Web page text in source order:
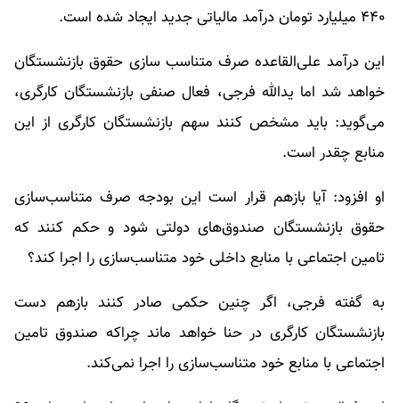
۴۴۰ میلیارد تومان درآمد مالیاتی جدید ایجاد شده است.
این درآمد علی‌القاعده صرف متناسب سازی حقوق بازنشستگان
خواهد شد اما یدالله فرجی، فعال صنفی بازنشستگان کارگری،
می‌گوید: باید مشخص کنند سهم بازنشستگان کارگری از این
منابع چقدر است.
او افزود: آیا بازهم قرار است این بودجه صرف متناسب‌سازی
حقوق بازنشستگان صندوق‌های دولتی شود و حکم کنند که
تامین اجتماعی با منابع داخلی خود متناسب‌سازی را اجرا کند؟
به گفته فرجی، اگر چنین حکمی صادر کنند بازهم دست
بازنشستگان کارگری در حنا خواهد ماند چراکه صندوق تامین
اجتماعی با منابع خود متناسب‌سازی را اجرا نمی‌کند.